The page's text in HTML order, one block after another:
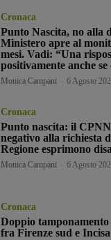
Cronaca
Punto Nascita, no alla
Ministero apre al
mesi. Vadi: “Una
positivamente anche
Monica Campani 6 Agosto
Cronaca
Punto nascita: il
negativo alla richiesta
Regione esprimono
Monica Campani 6 Agosto
Cronaca
Doppio
fra Firenze sud e